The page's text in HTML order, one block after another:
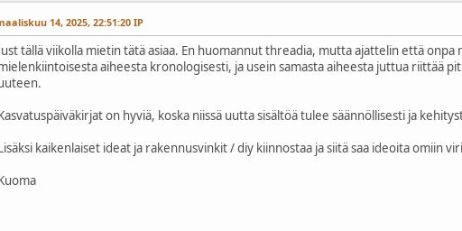
14, 2025, 22:51:20 IP
tällä viikolla mietin tätä asiaa. En huomannut threadia, mutta ajattelin että
aiheesta kronologisesti, ja usein samasta aiheesta juttua riittää
on hyviä, koska niissä uutta sisältöä tulee säännöllisesti ja
kaikenlaiset ideat ja rakennusvinkit / diy kiinnostaa ja siitä saa ideoita omiin